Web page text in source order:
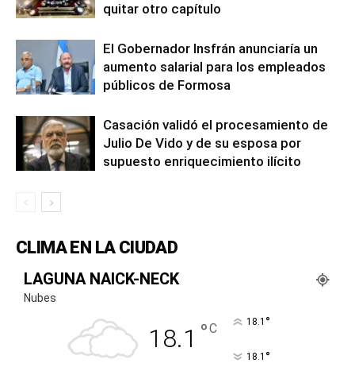
quitar otro capítulo
El Gobernador Insfrán anunciaría un
aumento salarial para los empleados
públicos de Formosa
Casación validó el procesamiento de
Julio De Vido y de su esposa por
supuesto enriquecimiento ilícito
CLIMA EN LA CIUDAD
LAGUNA NAICK-NECK
Nubes
18.1 °C 18.1 °
18.1 °